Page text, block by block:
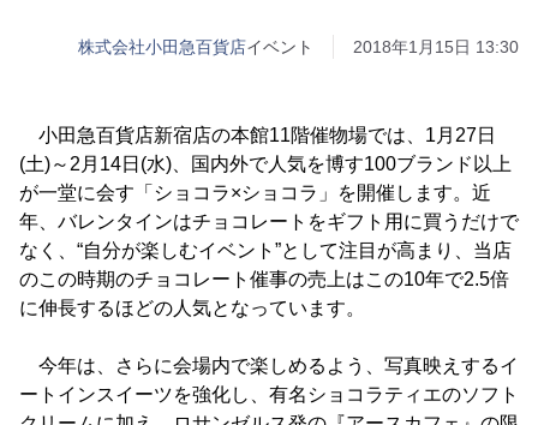
株式会社小田急百貨店イベント 2018年1月15日 13:30
小田急百貨店新宿店の本館11階催物場では、1月27日
(土)～2月14日(水)、国内外で人気を博す100ブランド以上
が一堂に会す「ショコラ×ショコラ」を開催します。近
年、バレンタインはチョコレートをギフト用に買うだけで
なく、“自分が楽しむイベント”として注目が高まり、当店
のこの時期のチョコレート催事の売上はこの10年で2.5倍
に伸長するほどの人気となっています。
今年は、さらに会場内で楽しめるよう、写真映えするイ
ートインスイーツを強化し、有名ショコラティエのソフト